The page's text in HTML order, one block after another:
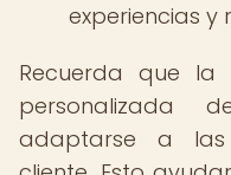
experiencias y
Recuerda que la
personalizada
adaptarse a